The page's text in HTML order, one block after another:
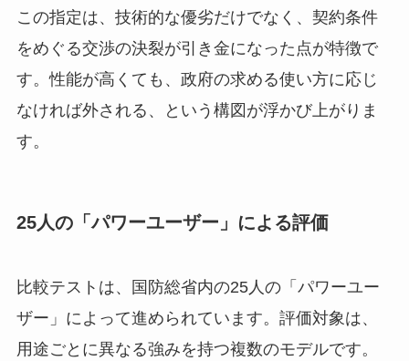
この指定は、技術的な優劣だけでなく、契約条件
をめぐる交渉の決裂が引き金になった点が特徴で
す。性能が高くても、政府の求める使い方に応じ
なければ外される、という構図が浮かび上がりま
す。
25人の「パワーユーザー」による評価
比較テストは、国防総省内の25人の「パワーユー
ザー」によって進められています。評価対象は、
用途ごとに異なる強みを持つ複数のモデルです。